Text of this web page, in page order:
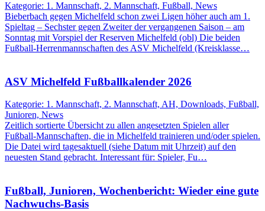
Kategorie: 1. Mannschaft, 2. Mannschaft, Fußball, News
Bieberbach gegen Michelfeld schon zwei Ligen höher auch am 1.
Spieltag – Sechster gegen Zweiter der vergangenen Saison – am
Sonntag mit Vorspiel der Reserven Michelfeld (obl) Die beiden
Fußball-Herrenmannschaften des ASV Michelfeld (Kreisklasse…
ASV Michelfeld Fußballkalender 2026
Kategorie: 1. Mannschaft, 2. Mannschaft, AH, Downloads, Fußball,
Junioren, News
Zeitlich sortierte Übersicht zu allen angesetzten Spielen aller
Fußball-Mannschaften, die in Michelfeld trainieren und/oder spielen.
Die Datei wird tagesaktuell (siehe Datum mit Uhrzeit) auf den
neuesten Stand gebracht. Interessant für: Spieler, Fu…
Fußball, Junioren, Wochenbericht: Wieder eine gute
Nachwuchs-Basis